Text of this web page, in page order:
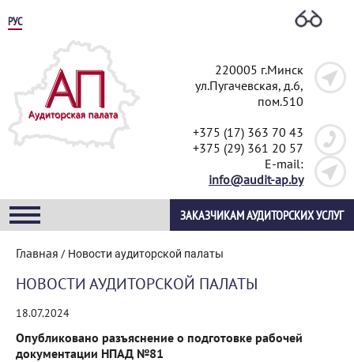
РУС
220005 г.Минск
ул.Пугачевская, д.6,
пом.510
+375 (17) 363 70 43
+375 (29) 361 20 57
E-mail:
info@audit-ap.by
ЗАКАЗЧИКАМ АУДИТОРСКИХ УСЛУГ
Главная / Новости аудиторской палаты
НОВОСТИ АУДИТОРСКОЙ ПАЛАТЫ
18.07.2024
Опубликовано разъяснение о подготовке рабочей
документации НПАД №81